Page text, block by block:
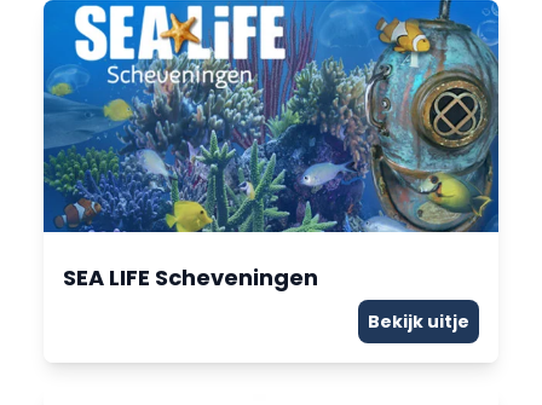
SEA LIFE Scheveningen
Bekijk uitje